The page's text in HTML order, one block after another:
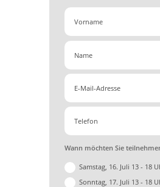
Wann möchten Sie
Samstag, 16. Juli 13 - 18
Sonntag, 17. Juli 13 - 18